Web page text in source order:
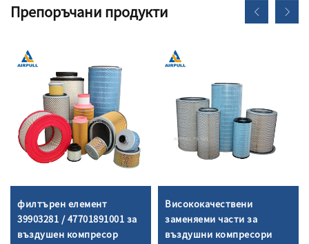
Препоръчани продукти
филтърен елемент
39903281 / 47701891001 за
въздушен компресор
Висококачествени
заменяеми части за
въздушни компресори